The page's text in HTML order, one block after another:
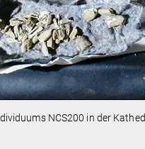
NCS200 in der